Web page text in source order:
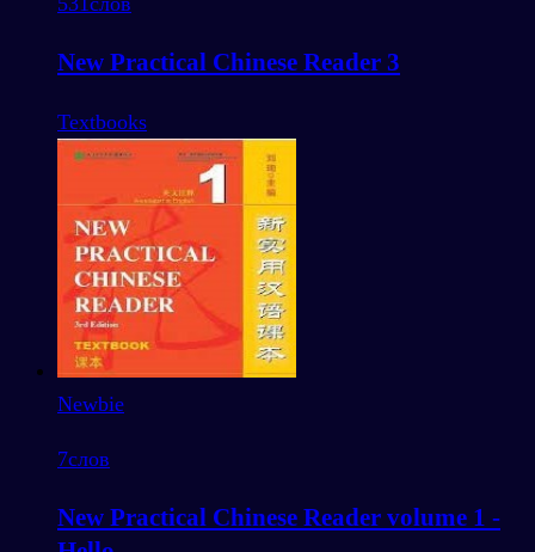
New Practical Chinese Reader 3
Textbooks
Newbie
7слов
New Practical Chinese Reader volume 1 -